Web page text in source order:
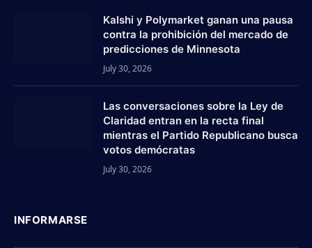
Kalshi y Polymarket ganan una pausa
contra la prohibición del mercado de
predicciones de Minnesota
July 30, 2026
Las conversaciones sobre la Ley de
Claridad entran en la recta final
mientras el Partido Republicano busca
votos demócratas
July 30, 2026
INFORMARSE